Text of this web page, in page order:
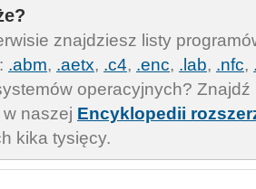
znajdziesz listy
.abm, .aetx, .c4, .enc, .lab, .nfc,
operacyjnych? Znajdź
naszej Encyklopedii
kika tysięcy.